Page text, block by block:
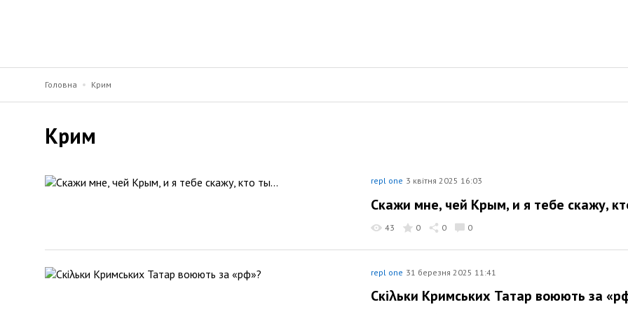
Головна Крим
Крим
repl one 3 квітня 2025 16:03
Скажи мне, чей Крым, и я тебе скажу,
43 0 0 0
repl one 31 березня 2025 11:41
Скіλьки Кримських Татар воюють за